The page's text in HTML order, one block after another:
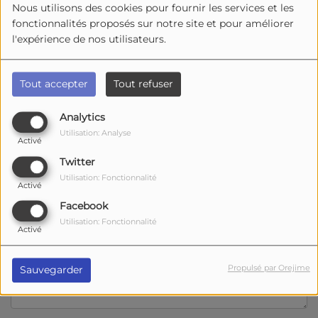
Nous utilisons des cookies pour fournir les services et les
fonctionnalités proposés sur notre site et pour améliorer
l'expérience de nos utilisateurs.
Tout accepter Tout refuser
Analytics
Activé
Utilisation: Analyse
Twitter
Activé
Utilisation: Fonctionnalité
Facebook
Activé
Utilisation: Fonctionnalité
Sauvegarder Propulsé par Orejime
Email*
Téléphone
Site Web
Sujet*
Message